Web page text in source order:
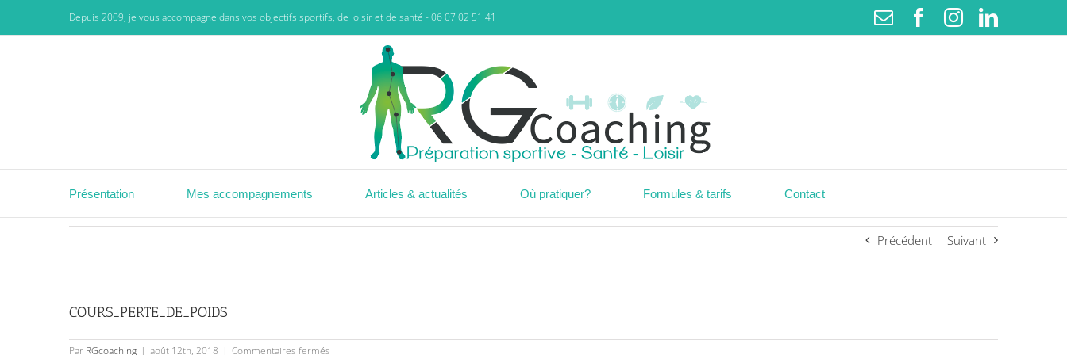
Depuis 2009, je vous accompagne dans vos objectifs sportifs, de loisir et de santé - 06 07 02 51 41 Email Facebook
InstagramLinkedIn
Présentation Mes accompagnements Articles & actualités Où pratiquer? Formules & tarifs Contact
Précédent Suivant
COURS_PERTE_DE_POIDS
Par RGcoaching | août 12th, 2018 | Commentaires fermés